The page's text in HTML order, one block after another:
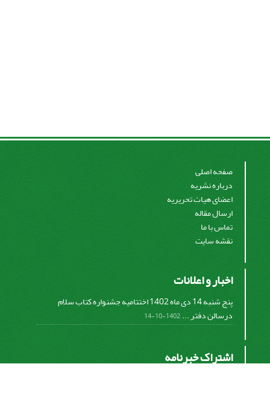
صفحه اصلی
درباره نشریه
اعضای هیات تحریریه
ارسال مقاله
تماس با ما
نقشه سایت
اخبار و اعلانات
پنج شنبه 14 دی ماه 1402 اختتامیه جشنواره کتاب سلام
درسالن دفتر ...1402-10-14
اشتراک خبرنامه